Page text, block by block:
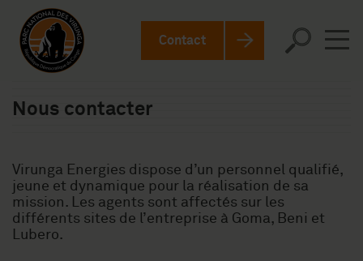
Contact
Nous contacter
Virunga Energies dispose d’un personnel qualifié,
jeune et dynamique pour la réalisation de sa
mission. Les agents sont affectés sur les
différents sites de l’entreprise à Goma, Beni et
Lubero.